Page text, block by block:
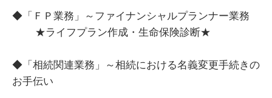
◆「ＦＰ業務」～ファイナンシャルプランナー業務
★ライフプラン作成・生命保険診断★
◆「相続関連業務」～相続における名義変更手続きの
お手伝い